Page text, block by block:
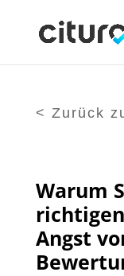
< Zurück
Warum
Angst